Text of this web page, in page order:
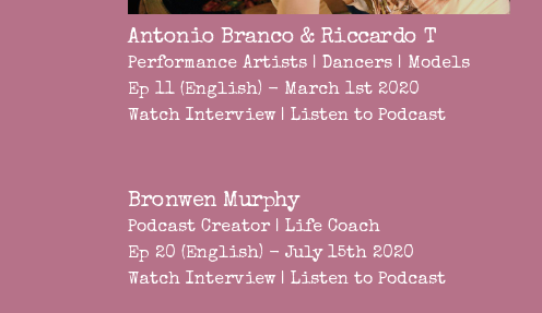
Antonio Branco & Riccardo T
Performance Artists | Dancers | Models
Ep 11 (English) - March 1st 2020
Watch Interview | Listen to Podcast
Bronwen Murphy
Podcast Creator | Life Coach
Ep 20 (English) - July 15th 2020
Watch Interview | Listen to Podcast